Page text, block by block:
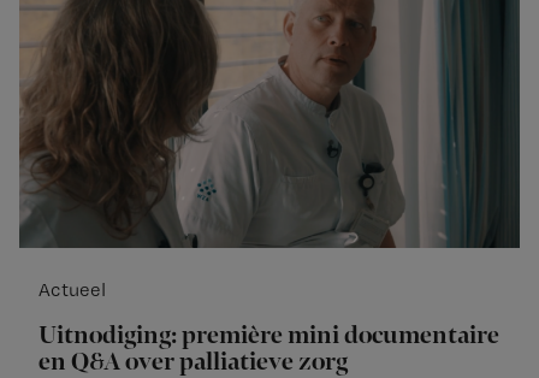
Actueel
Uitnodiging: première mini documentaire
en Q&A over palliatieve zorg